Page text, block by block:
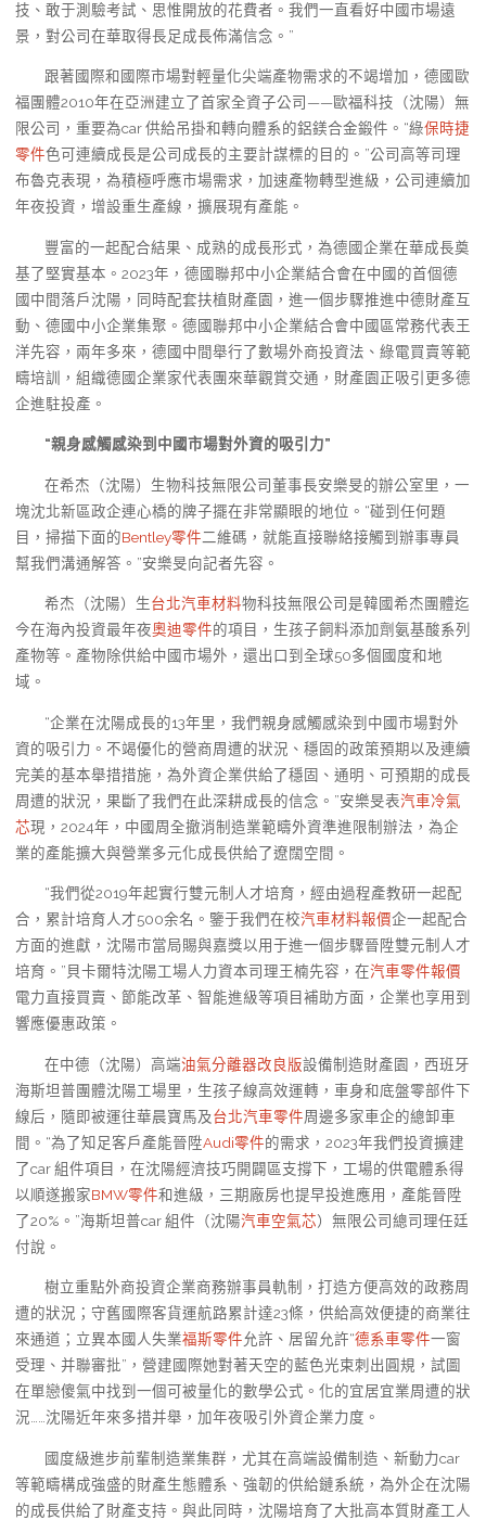
技、敢于測驗考試、思惟開放的花費者。我們一直看好中國市場遠
景，對公司在華取得長足成長佈滿信念。”
跟著國際和國際市場對輕量化尖端產物需求的不竭增加，德國歐
福團體2010年在亞洲建立了首家全資子公司——歐福科技（沈陽）無
限公司，重要為car 供給吊掛和轉向體系的鋁鎂合金鍛件。“綠保時捷
零件色可連續成長是公司成長的主要計謀標的目的。”公司高等司理
布魯克表現，為積極呼應市場需求，加速產物轉型進級，公司連續加
年夜投資，增設重生產線，擴展現有產能。
豐富的一起配合結果、成熟的成長形式，為德國企業在華成長奠
基了堅實基本。2023年，德國聯邦中小企業結合會在中國的首個德
國中間落戶沈陽，同時配套扶植財產園，進一個步驟推進中德財產互
動、德國中小企業集聚。德國聯邦中小企業結合會中國區常務代表王
洋先容，兩年多來，德國中間舉行了數場外商投資法、綠電買賣等範
疇培訓，組織德國企業家代表團來華觀賞交通，財產園正吸引更多德
企進駐投產。
“親身感觸感染到中國市場對外資的吸引力”
在希杰（沈陽）生物科技無限公司董事長安樂旻的辦公室里，一
塊沈北新區政企連心橋的牌子擺在非常顯眼的地位。“碰到任何題
目，掃描下面的Bentley零件二維碼，就能直接聯絡接觸到辦事專員
幫我們溝通解答。”安樂旻向記者先容。
希杰（沈陽）生台北汽車材料物科技無限公司是韓國希杰團體迄
今在海內投資最年夜奧迪零件的項目，生孩子飼料添加劑氨基酸系列
產物等。產物除供給中國市場外，還出口到全球50多個國度和地
域。
“企業在沈陽成長的13年里，我們親身感觸感染到中國市場對外
資的吸引力。不竭優化的營商周遭的狀況、穩固的政策預期以及連續
完美的基本舉措措施，為外資企業供給了穩固、通明、可預期的成長
周遭的狀況，果斷了我們在此深耕成長的信念。”安樂旻表汽車冷氣
芯現，2024年，中國周全撤消制造業範疇外資準進限制辦法，為企
業的產能擴大與營業多元化成長供給了遼闊空間。
“我們從2019年起實行雙元制人才培育，經由過程產教研一起配
合，累計培育人才500余名。鑒于我們在校汽車材料報價企一起配合
方面的進獻，沈陽市當局賜與嘉獎以用于進一個步驟晉陞雙元制人才
培育。”貝卡爾特沈陽工場人力資本司理王楠先容，在汽車零件報價
電力直接買賣、節能改革、智能進級等項目補助方面，企業也享用到
響應優惠政策。
在中德（沈陽）高端油氣分離器改良版設備制造財產園，西班牙
海斯坦普團體沈陽工場里，生孩子線高效運轉，車身和底盤零部件下
線后，隨即被運往華晨寶馬及台北汽車零件周邊多家車企的總卸車
間。“為了知足客戶產能晉陞Audi零件的需求，2023年我們投資擴建
了car 組件項目，在沈陽經濟技巧開闢區支撐下，工場的供電體系得
以順遂搬家BMW零件和進級，三期廠房也提早投進應用，產能晉陞
了20%。”海斯坦普car 組件（沈陽汽車空氣芯）無限公司總司理任廷
付說。
樹立重點外商投資企業商務辦事員軌制，打造方便高效的政務周
遭的狀況；守舊國際客貨運航路累計達23條，供給高效便捷的商業往
來通道；立異本國人失業福斯零件允許、居留允許“德系車零件一窗
受理、并聯審批”，營建國際她對著天空的藍色光束刺出圓規，試圖
在單戀傻氣中找到一個可被量化的數學公式。化的宜居宜業周遭的狀
況……沈陽近年來多措并舉，加年夜吸引外資企業力度。
國度級進步前輩制造業集群，尤其在高端設備制造、新動力car
等範疇構成強盛的財產生態體系、強韌的供給鏈系統，為外企在沈陽
的成長供給了財產支持。與此同時，沈陽培育了大批高本質財產工人